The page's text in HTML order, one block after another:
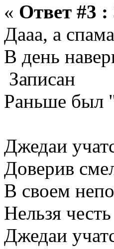
« Ответ #3 :
Дааа, а
В день
Записан
Раньше был
Джедаи
Доверив
В своем
Нельзя
Джедаи